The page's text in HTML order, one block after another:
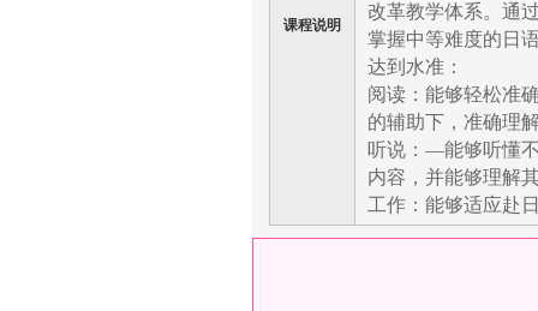
课程说明
改革教学体系。通
掌握中等难度的日
达到水准：
阅读：能够轻松准
的辅助下，准确理
听说：—能够听懂
内容，并能够理解
工作：能够适应赴